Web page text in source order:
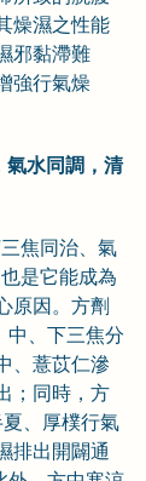
燥濕之性能
邪黏滯難
強行氣燥
氣水同調，清
焦同治、氣
是它能成為
原因。方劑
中、下三焦分
、薏苡仁滲
；同時，方
夏、厚樸行氣
排出開闢通